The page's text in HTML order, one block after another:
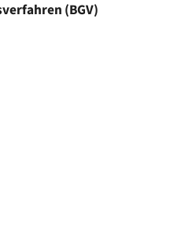
(BGV)